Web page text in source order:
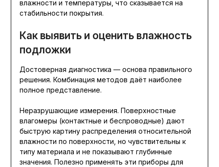
влажности и температуры, что сказывается на
стабильности покрытия.
Как выявить и оценить влажность
подложки
Достоверная диагностика — основа правильного
решения. Комбинация методов даёт наиболее
полное представление.
Неразрушающие измерения. Поверхностные
влагомеры (контактные и беспроводные) дают
быструю картину распределения относительной
влажности по поверхности, но чувствительны к
типу материала и не показывают глубинные
значения. Полезно применять эти приборы для